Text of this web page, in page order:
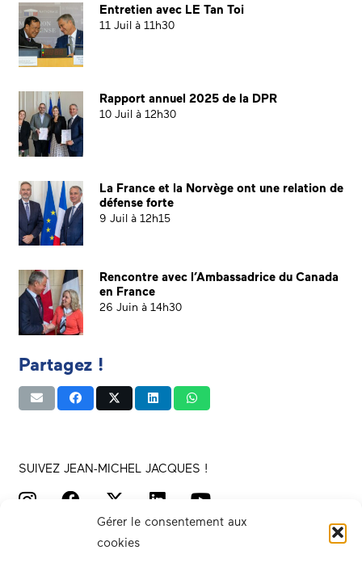
Gérer le consentement aux
cookies
Entretien avec LE Tan Toi
11 Juil à 11h30
Rapport annuel 2025 de la DPR
10 Juil à 12h30
La France et la Norvège ont une relation de
défense forte
9 Juil à 12h15
Rencontre avec l’Ambassadrice du Canada
en France
26 Juin à 14h30
Partagez !
SUIVEZ JEAN-MICHEL JACQUES !